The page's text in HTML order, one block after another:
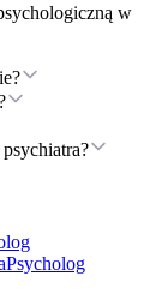
w
Psycholog